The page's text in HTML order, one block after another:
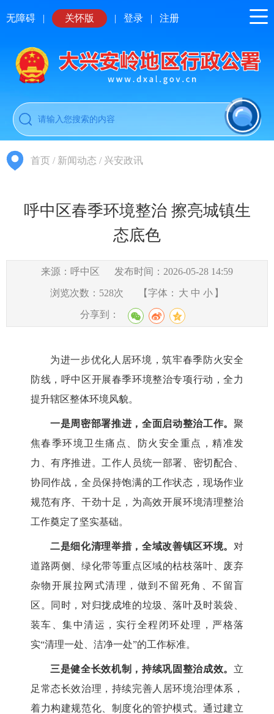
无障碍 | 关怀版 | 登录 | 注册
首页 / 新闻动态 / 兴安政讯
呼中区春季环境整治 擦亮城镇生
态底色
来源：呼中区 发布时间：2026-05-28 14:59
浏览次数： 528次 【字体： 大 中 小 】
分享到：
为进一步优化人居环境，筑牢春季防火安全
防线， 呼中区开展春季环境整治专项行动，全力
提升辖区整体环境风貌。
一是周密部署推进，全面启动整治工作。 聚
焦春季环境卫生痛点、防火安全重点，精准发
力、有序推进。工作人员统一部署、密切配合、
协同作战，全员保持饱满的工作状态，现场作业
规范有序、干劲十足，为高效开展环境清理整治
工作奠定了坚实基础。
二是细化清理举措，全域改善镇区环境。 对
道路两侧、绿化带等重点区域的枯枝落叶、废弃
杂物开展拉网式清理，做到不留死角、不留盲
区。同时，对归拢成堆的垃圾、落叶及时装袋、
装车、集中清运，实行全程闭环处理，严格落
实“清理一处、洁净一处”的工作标准。
三是健全长效机制，持续巩固整治成效。 立
足常态长效治理，持续完善人居环境治理体系，
着力构建规范化、制度化的管护模式。通过建立